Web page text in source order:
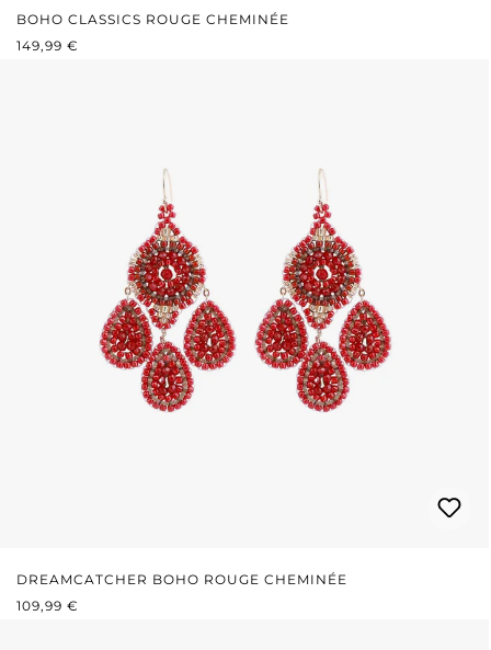
BOHO CLASSICS ROUGE CHEMINÉE
PRIX RÉGULIER :
149,99 €
DREAMCATCHER BOHO ROUGE CHEMINÉE
PRIX RÉGULIER :
109,99 €